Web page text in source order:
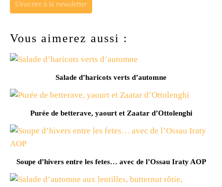
S'inscrire à la newsletter
Vous aimerez aussi :
Salade d’haricots verts d’automne
Purée de betterave, yaourt et Zaatar d’Ottolenghi
Soupe d’hivers entre les fetes… avec de l’Ossau Iraty AOP